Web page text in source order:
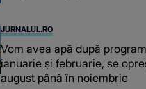
JURNALUL.RO
Vom avea apă după
ianuarie și februarie, se
august până în noiembrie